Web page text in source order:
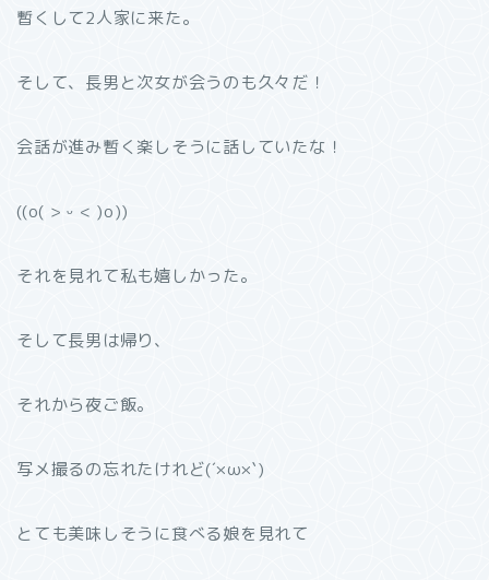
暫くして2人家に来た。
そして、長男と次女が会うのも久々だ！
会話が進み暫く楽しそうに話していたな！
((o( > ᵕ < )o))
それを見れて私も嬉しかった。
そして長男は帰り、
それから夜ご飯。
写メ撮るの忘れたけれど(´×ω×`)
とても美味しそうに食べる娘を見れて